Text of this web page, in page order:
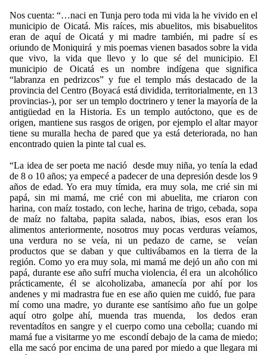
Nos cuenta: “…naci en Tunja pero toda mi vida la he vivido en el
municipio de Oicatá. Mis raíces, mis abuelitos, mis bisabuelitos
eran de aquí de Oicatá y mi madre también, mi padre sí es
oriundo de Moniquirá y mis poemas vienen basados sobre la vida
que vivo, la vida que llevo y lo que sé del municipio. El
municipio de Oicatá es un nombre indígena que significa
“labranza en pedrizcos” y fue el templo más destacado de la
provincia del Centro (Boyacá está dividida, territorialmente, en 13
provincias-), por ser un templo doctrinero y tener la mayoría de la
antigüedad en la Historia. Es un templo autóctono, que es de
origen, mantiene sus rasgos de origen, por ejemplo el altar mayor
tiene su muralla hecha de pared que ya está deteriorada, no han
encontrado quien la pinte tal cual es.
“La idea de ser poeta me nació desde muy niña, yo tenía la edad
de 8 o 10 años; ya empecé a padecer de una depresión desde los 9
años de edad. Yo era muy tímida, era muy sola, me crié sin mi
papá, sin mi mamá, me crié con mi abuelita, me criaron con
harina, con maíz tostado, con leche, harina de trigo, cebada, sopa
de maíz no faltaba, papita salada, nabos, ibias, esos eran los
alimentos anteriormente, nosotros muy pocas verduras veíamos,
una verdura no se veía, ni un pedazo de carne, se veían
productos que se daban y que cultivábamos en la tierra de la
región. Como yo era muy sola, mi mamá me dejó un año con mi
papá, durante ese año sufrí mucha violencia, él era un alcohólico
prácticamente, él se alcoholizaba, amanecía por ahí por los
andenes y mi madrastra fue en ese año quien me cuidó, fue para
mí como una madre, yo durante ese santísimo año fue un golpe
aquí otro golpe ahí, muenda tras muenda, los dedos eran
reventadítos en sangre y el cuerpo como una cebolla; cuando mi
mamá fue a visitarme yo me escondí debajo de la cama de miedo;
ella me sacó por encima de una pared por miedo a que llegara mi